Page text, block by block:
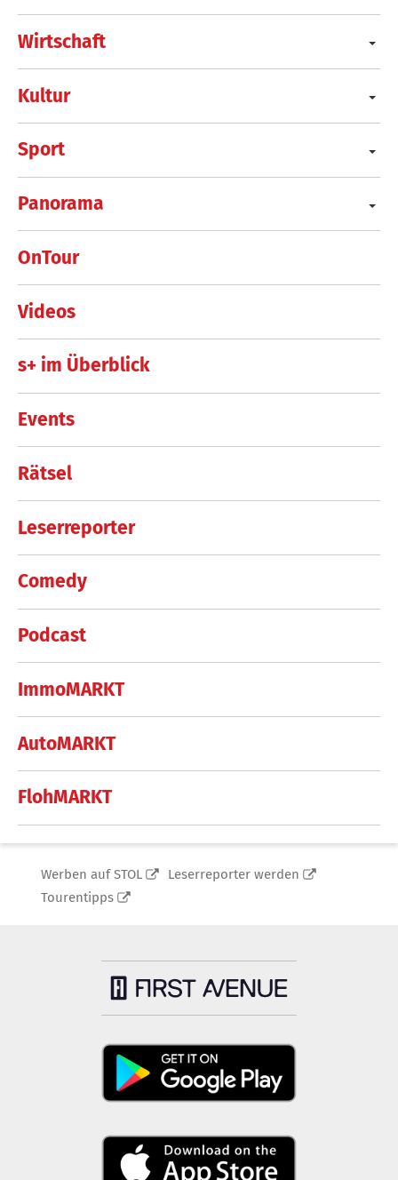
Wirtschaft
Kultur
Sport
Panorama
OnTour
Videos
s+ im Überblick
Events
Rätsel
Leserreporter
Comedy
Podcast
ImmoMARKT
AutoMARKT
FlohMARKT
Werben auf STOL
Leserreporter werden
Tourentipps